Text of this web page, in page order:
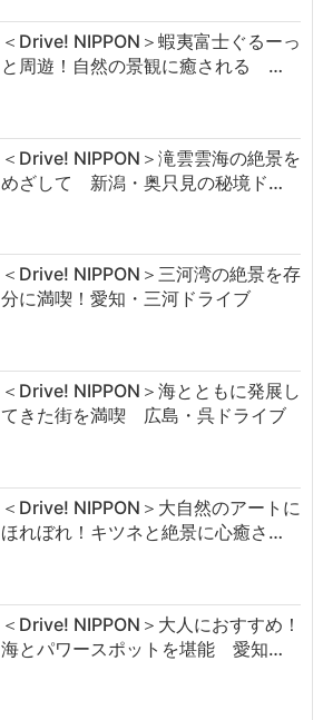
＜Drive! NIPPON＞蝦夷富士ぐるーっ
と周遊！自然の景観に癒される …
＜Drive! NIPPON＞滝雲雲海の絶景を
めざして 新潟・奥只見の秘境ド…
＜Drive! NIPPON＞三河湾の絶景を存
分に満喫！愛知・三河ドライブ
＜Drive! NIPPON＞海とともに発展し
てきた街を満喫 広島・呉ドライブ
＜Drive! NIPPON＞大自然のアートに
ほれぼれ！キツネと絶景に心癒さ…
＜Drive! NIPPON＞大人におすすめ！
海とパワースポットを堪能 愛知…